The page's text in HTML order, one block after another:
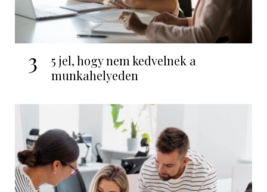
3
5 jel, hogy nem kedvelnek a
munkahelyeden